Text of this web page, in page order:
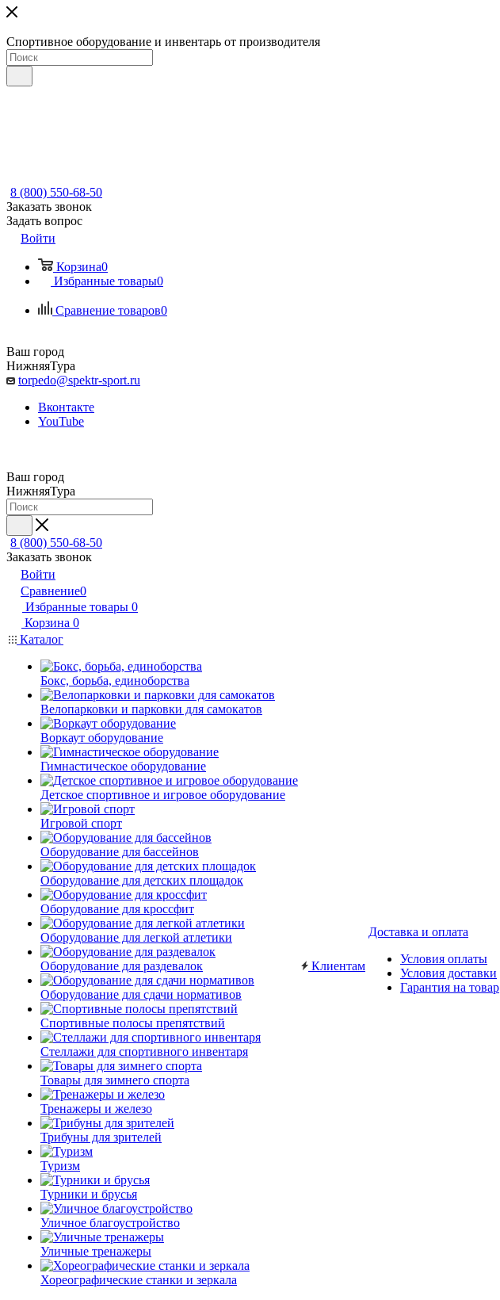
Спортивное оборудование и инвентарь от производителя
8 (800) 550-68-50
Заказать звонок
Задать вопрос
Войти
Корзина0
Избранные товары0
Сравнение товаров0
Ваш город
НижняяТура
torpedo@spektr-sport.ru
Вконтакте
YouTube
Ваш город
НижняяТура
8 (800) 550-68-50
Заказать звонок
Войти
Сравнение0
Избранные товары 0
Корзина 0
Каталог
Бокс, борьба, единоборства
Велопарковки и парковки для самокатов
Воркаут оборудование
Гимнастическое оборудование
Детское спортивное и игровое оборудование
Игровой спорт
Оборудование для бассейнов
Оборудование для детских площадок
Оборудование для кроссфит
Оборудование для легкой атлетики
Оборудование для раздевалок
Оборудование для сдачи нормативов
Спортивные полосы препятствий
Стеллажи для спортивного инвентаря
Товары для зимнего спорта
Тренажеры и железо
Трибуны для зрителей
Туризм
Турники и брусья
Уличное благоустройство
Уличные тренажеры
Хореографические станки и зеркала
Клиентам
Доставка и оплата
Условия оплаты
Условия доставки
Гарантия на товар